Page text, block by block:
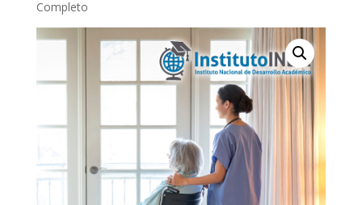
Completo